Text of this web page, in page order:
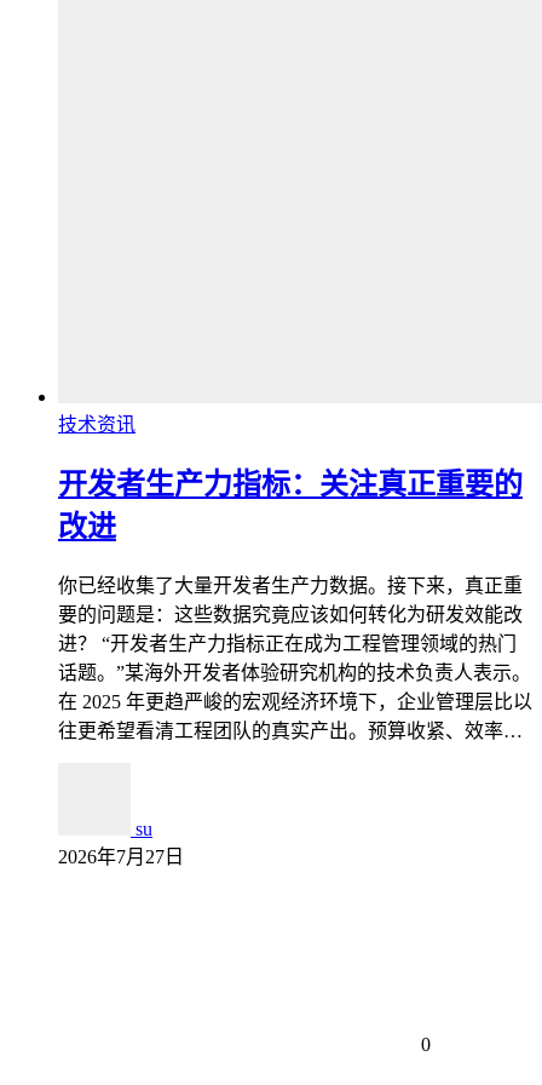
技术资讯
开发者生产力指标：关注真正重要的
改进
你已经收集了大量开发者生产力数据。接下来，真正重
要的问题是：这些数据究竟应该如何转化为研发效能改
进？ “开发者生产力指标正在成为工程管理领域的热门
话题。”某海外开发者体验研究机构的技术负责人表示。
在 2025 年更趋严峻的宏观经济环境下，企业管理层比以
往更希望看清工程团队的真实产出。预算收紧、效率…
su
2026年7月27日
0